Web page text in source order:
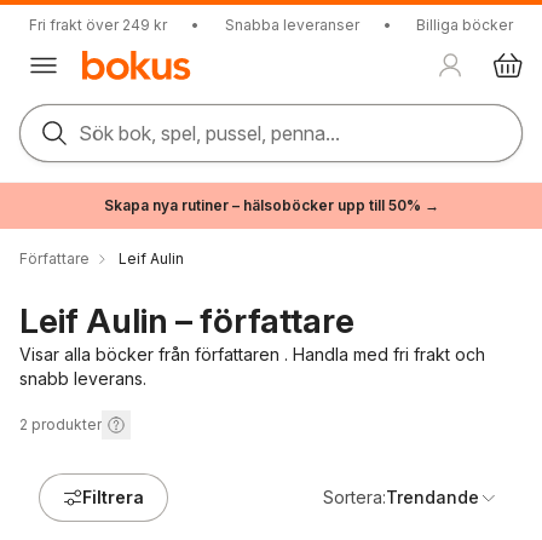
Fri frakt över 249 kr • Snabba leveranser • Billiga böcker
Sök bok, spel, pussel, penna...
Skapa nya rutiner – hälsoböcker upp till 50% →
Författare Leif Aulin
Leif Aulin – författare
Visar alla böcker från författaren . Handla med fri frakt och
snabb leverans.
2 produkter
Filtrera Sortera:Trendande